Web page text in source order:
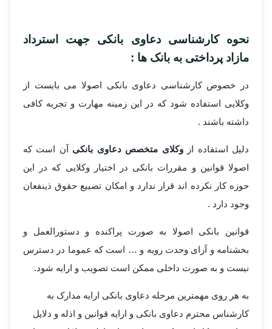
نحوه کارشناسی دعاوی بانکی جهت استرداد
مازاد پرداختی به بانک ها :
در خصوص کارشناسی دعاوی بانکی اصولا می بایست از
وکلایی استفاده شود که در این زمینه مهارت و تجربه کافی
داشته باشند .
دلیل استفاده ازوکلای متخصص دعاوی بانکی آن است که
اصولا قوانین و مقررات بانکی در اختیار وکلایی که در این
حوزه کار نکرده اند قرار ندارد و امکان تضییع حقوق ذینفعان
وجود دارد .
قوانین بانکی اصولا به صورت پراکنده و دستورالعمل و
بخشنامه و آرای وحدت رویه و … است که عموما در دسترس
نیست و به صورت داخلی ممکن است تصویب و ارایه شود.
به هر روی مهمترین مرحله دعاوی بانکی ارایه مدارک به
کارشناس محترم دعاوی بانکی و ارایه قوانین و اذله و دلایل